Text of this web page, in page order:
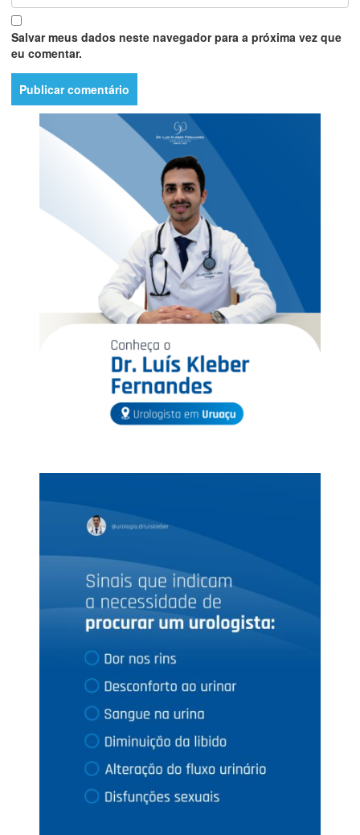
Salvar meus dados neste navegador para a próxima vez que
eu comentar.